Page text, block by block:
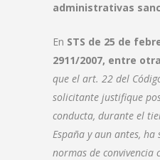
administrativas
En STS de 25 de
2911/2007, entre
que el art. 22 del
solicitante justifique
conducta, durante el
España y aun antes,
normas de convivencia